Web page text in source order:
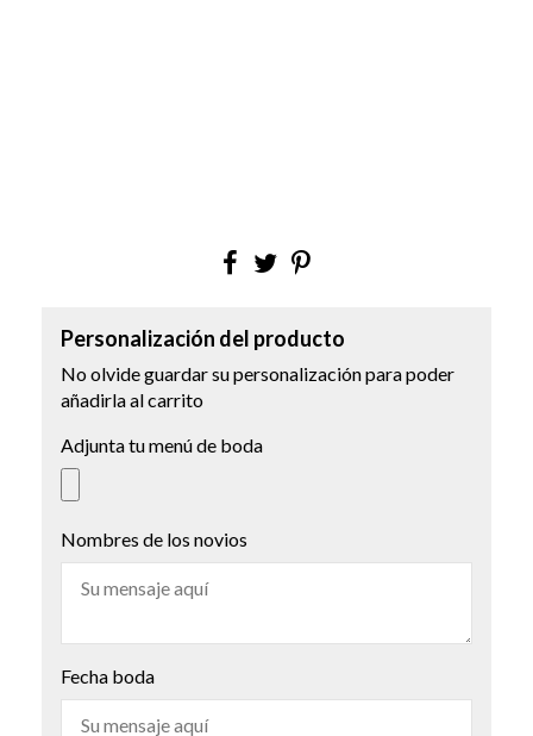
Personalización del producto
No olvide guardar su personalización para poder
añadirla al carrito
Adjunta tu menú de boda
Nombres de los novios
Fecha boda